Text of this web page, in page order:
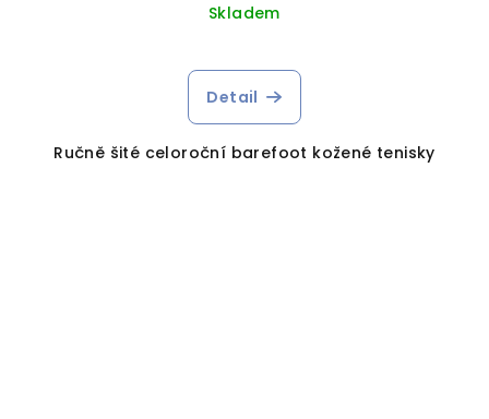
Skladem
Detail
Ručně šité celoroční barefoot kožené tenisky